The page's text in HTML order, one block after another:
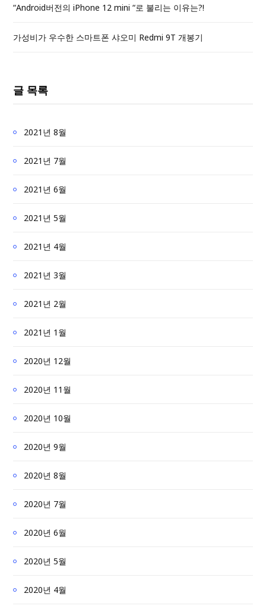
“Android버전의 iPhone 12 mini “로 불리는 이유는?!
가성비가 우수한 스마트폰 샤오미 Redmi 9T 개봉기
글 목록
2021년 8월
2021년 7월
2021년 6월
2021년 5월
2021년 4월
2021년 3월
2021년 2월
2021년 1월
2020년 12월
2020년 11월
2020년 10월
2020년 9월
2020년 8월
2020년 7월
2020년 6월
2020년 5월
2020년 4월